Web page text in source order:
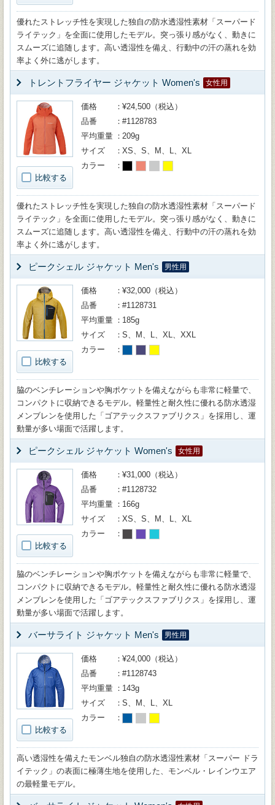
優れたストレッチ性を実現した独自の防水透湿性素材「スーパード
ライテック」を全面に使用したモデル。突っ張り感がなく、動きに
スムーズに追随します。高い透湿性を備え、行動中の汗の蒸れを効
率よく外に逃がします。
トレントフライヤー ジャケット Women's 女性用
比較する
価格
¥24,500（税込）
品番
#1128783
平均重量
209g
サイズ
XS、S、M、L、XL
カラー
優れたストレッチ性を実現した独自の防水透湿性素材「スーパード
ライテック」を全面に使用したモデル。突っ張り感がなく、動きに
スムーズに追随します。高い透湿性を備え、行動中の汗の蒸れを効
率よく外に逃がします。
ピークシェル ジャケット Men's 男性用
比較する
価格
¥32,000（税込）
品番
#1128731
平均重量
185g
サイズ
S、M、L、XL、XXL
カラー
脇のベンチレーションや胸ポケットを備えながらも非常に軽量で、
コンパクトに収納できるモデル。軽量性と耐久性に優れる防水透湿
メンブレンを使用した「ゴアテックスファブリクス」を採用し、運
動量が多い場面で活躍します。
ピークシェル ジャケット Women's 女性用
比較する
価格
¥31,000（税込）
品番
#1128732
平均重量
166g
サイズ
XS、S、M、L、XL
カラー
脇のベンチレーションや胸ポケットを備えながらも非常に軽量で、
コンパクトに収納できるモデル。軽量性と耐久性に優れる防水透湿
メンブレンを使用した「ゴアテックスファブリクス」を採用し、運
動量が多い場面で活躍します。
バーサライト ジャケット Men's 男性用
比較する
価格
¥24,000（税込）
品番
#1128743
平均重量
143g
サイズ
S、M、L、XL
カラー
高い透湿性を備えたモンベル独自の防水透湿性素材「スーパー ドラ
イテック」の表面に極薄生地を使用した、モンベル・レインウエア
の最軽量モデル。